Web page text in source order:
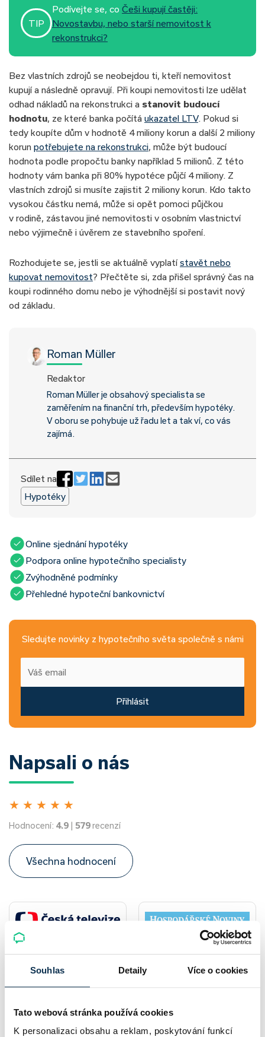
Souhlas Detaily Více o cookies
Tato webová stránka používá cookies
K personalizaci obsahu a reklam, poskytování funkcí
TIP
Podívejte se, co Češi kupují častěji:
Novostavbu, nebo starší nemovitost k
rekonstrukci?
Bez vlastních zdrojů se neobejdou ti, kteří nemovitost
kupují a následně opravují. Při koupi nemovitosti lze udělat
odhad nákladů na rekonstrukci a stanovit budoucí
hodnotu, ze které banka počítá ukazatel LTV. Pokud si
tedy koupíte dům v hodnotě 4 miliony korun a další 2 miliony
korun potřebujete na rekonstrukci, může být budoucí
hodnota podle propočtu banky například 5 milionů. Z této
hodnoty vám banka při 80% hypotéce půjčí 4 miliony. Z
vlastních zdrojů si musíte zajistit 2 miliony korun. Kdo takto
vysokou částku nemá, může si opět pomoci půjčkou
v rodině, zástavou jiné nemovitosti v osobním vlastnictví
nebo výjimečně i úvěrem ze stavebního spoření.
Rozhodujete se, jestli se aktuálně vyplatí stavět nebo
kupovat nemovitost? Přečtěte si, zda přišel správný čas na
koupi rodinného domu nebo je výhodnější si postavit nový
od základu.
Roman Müller
Redaktor
Roman Müller je obsahový specialista se
zaměřením na finanční trh, především hypotéky.
V oboru se pohybuje už řadu let a tak ví, co vás
zajímá.
Sdílet na
Hypotéky
Online sjednání hypotéky
Podpora online hypotečního specialisty
Zvýhodněné podmínky
Přehledné hypoteční bankovnictví
Sledujte novinky z hypotečního světa společně s námi
Přihlásit
Napsali o nás
★ ★ ★ ★ ★
Hodnocení: 4.9 | 579recenzí
Všechna hodnocení
Více článků